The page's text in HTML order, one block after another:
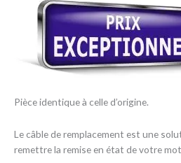
Pièce identique à celle d’origine.
Le câble de remplacement est une
remettre la remise en état de votre